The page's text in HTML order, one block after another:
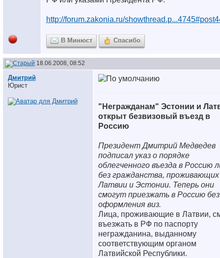
http://forum.zakonia.ru/
В Минюст Спасибо
18.06.2008, 08:52
Дмитрий
Юрист
"Негражданам" Эстонии и
открыт безвизовый въезд в
Россию
Президент Дмитрий Медведев
подписал указ о порядке
облегченного въезда в Россию
без гражданства, проживающих
Латвии и Эстонии. Теперь они
смогут приезжать в Россию без
оформления виз.
Лица, проживающие в Латвии,
въезжать в РФ по паспорту
негражданина, выданному
соответствующим органом
Латвийской Республики.